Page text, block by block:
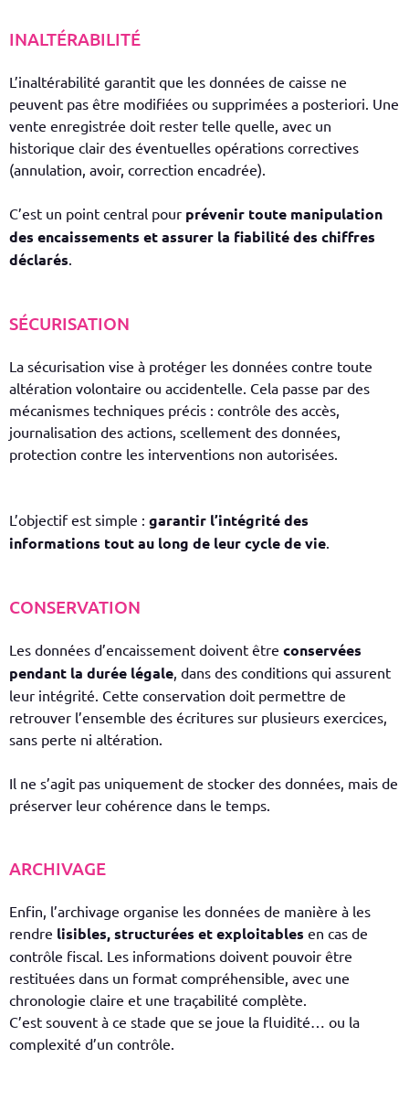
INALTÉRABILITÉ
L’inaltérabilité garantit que les données de caisse ne
peuvent pas être modifiées ou supprimées a posteriori. Une
vente enregistrée doit rester telle quelle, avec un
historique clair des éventuelles opérations correctives
(annulation, avoir, correction encadrée).
C’est un point central pour prévenir toute manipulation
des encaissements et assurer la fiabilité des chiffres
déclarés.
SÉCURISATION
La sécurisation vise à protéger les données contre toute
altération volontaire ou accidentelle. Cela passe par des
mécanismes techniques précis : contrôle des accès,
journalisation des actions, scellement des données,
protection contre les interventions non autorisées.
L’objectif est simple : garantir l’intégrité des
informations tout au long de leur cycle de vie.
CONSERVATION
Les données d’encaissement doivent être conservées
pendant la durée légale, dans des conditions qui assurent
leur intégrité. Cette conservation doit permettre de
retrouver l’ensemble des écritures sur plusieurs exercices,
sans perte ni altération.
Il ne s’agit pas uniquement de stocker des données, mais de
préserver leur cohérence dans le temps.
ARCHIVAGE
Enfin, l’archivage organise les données de manière à les
rendre lisibles, structurées et exploitables en cas de
contrôle fiscal. Les informations doivent pouvoir être
restituées dans un format compréhensible, avec une
chronologie claire et une traçabilité complète.
C’est souvent à ce stade que se joue la fluidité… ou la
complexité d’un contrôle.